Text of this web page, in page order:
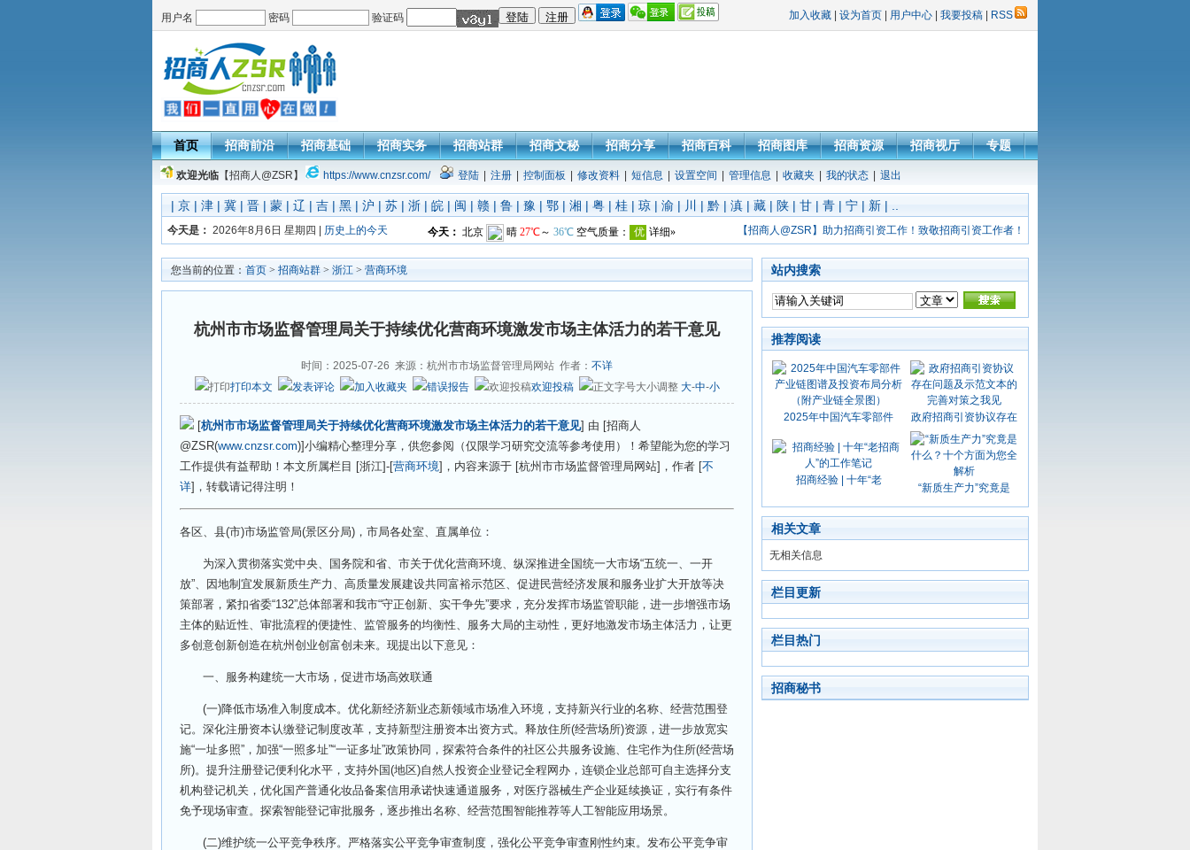
用户名 密码 验证码 加入收藏 设为首页 用户中心 我要投稿 RSS
首页 招商前沿 招商基础 招商实务 招商站群 招商文秘 招商分享 招商百科 招商图库 招商资源 招商视厅 专题
欢迎光临 【招商人@ZSR】 https://www.cnzsr.com/ 登陆 注册 控制面板 修改资料 短信息 设置空间 管理信息 收藏夹 我的状态 退出
| 京 | 津 | 冀 | 晋 | 蒙 | 辽 | 吉 | 黑 | 沪 | 苏 | 浙 | 皖 | 闽 | 赣 | 鲁 | 豫 | 鄂 | 湘 | 粤 | 桂 | 琼 | 渝 | 川 | 黔 | 滇 | 藏 | 陕 | 甘 | 青 | 宁 | 新 |
今天是： 2026年8月6日 星期四 | 历史上的今天 【招商人@ZSR】助力招商引资工作！致敬招商引资工作者！
您当前的位置： 首页 > 招商站群 > 浙江 > 营商环境
杭州市市场监督管理局关于持续优化营商环境激发市场主体活力的若干意见
时间：2025-07-26 来源：杭州市市场监督管理局网站 作者： 不详
打印本文
发表评论 加入收藏夹 错误报告 欢迎投稿 大-中-小
[杭州市市场监督管理局关于持续优化营商环境激发市场主体活力的若干意见] 由 [招商人
@ZSR(www.cnzsr.com)]小编精心整理分享，供您参阅（仅限学习研究交流等参考使用）！希望能为您的学习
工作提供有益帮助！本文所属栏目 [浙江]-[营商环境]，内容来源于 [杭州市市场监督管理局网站]，作者 [不
详]，转载请记得注明！
各区、县(市)市场监管局(景区分局)，市局各处室、直属单位：
为深入贯彻落实党中央、国务院和省、市关于优化营商环境、纵深推进全国统一大市场“五统一、一开
放”、因地制宜发展新质生产力、高质量发展建设共同富裕示范区、促进民营经济发展和服务业扩大开放等决
策部署，紧扣省委“132”总体部署和我市“守正创新、实干争先”要求，充分发挥市场监管职能，进一步增强市场
主体的贴近性、审批流程的便捷性、监管服务的均衡性、服务大局的主动性，更好地激发市场主体活力，让更
多创意创新创造在杭州创业创富创未来。现提出以下意见：
一、服务构建统一大市场，促进市场高效联通
(一)降低市场准入制度成本。优化新经济新业态新领域市场准入环境，支持新兴行业的名称、经营范围登
记。深化注册资本认缴登记制度改革，支持新型注册资本出资方式。释放住所(经营场所)资源，进一步放宽实
施“一址多照”，加强“一照多址”“一证多址”政策协同，探索符合条件的社区公共服务设施、住宅作为住所(经营场
所)。提升注册登记便利化水平，支持外国(地区)自然人投资企业登记全程网办，连锁企业总部可自主选择分支
机构登记机关，优化国产普通化妆品备案信用承诺快速通道服务，对医疗器械生产企业延续换证，实行有条件
免予现场审查。探索智能登记审批服务，逐步推出名称、经营范围智能推荐等人工智能应用场景。
(二)维护统一公平竞争秩序。严格落实公平竞争审查制度，强化公平竞争审查刚性约束。发布公平竞争审
站内搜索
推荐阅读
2025年中国汽车零部件 政府招商引资协议存在
招商经验 | 十年“老
“新质生产力”究竟是
相关文章
无相关信息
栏目更新
栏目热门
招商秘书